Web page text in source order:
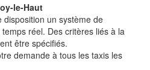
le-Haut
disposition un système de
réel. Des critères liés à la
être spécifiés.
demande à tous les taxis les